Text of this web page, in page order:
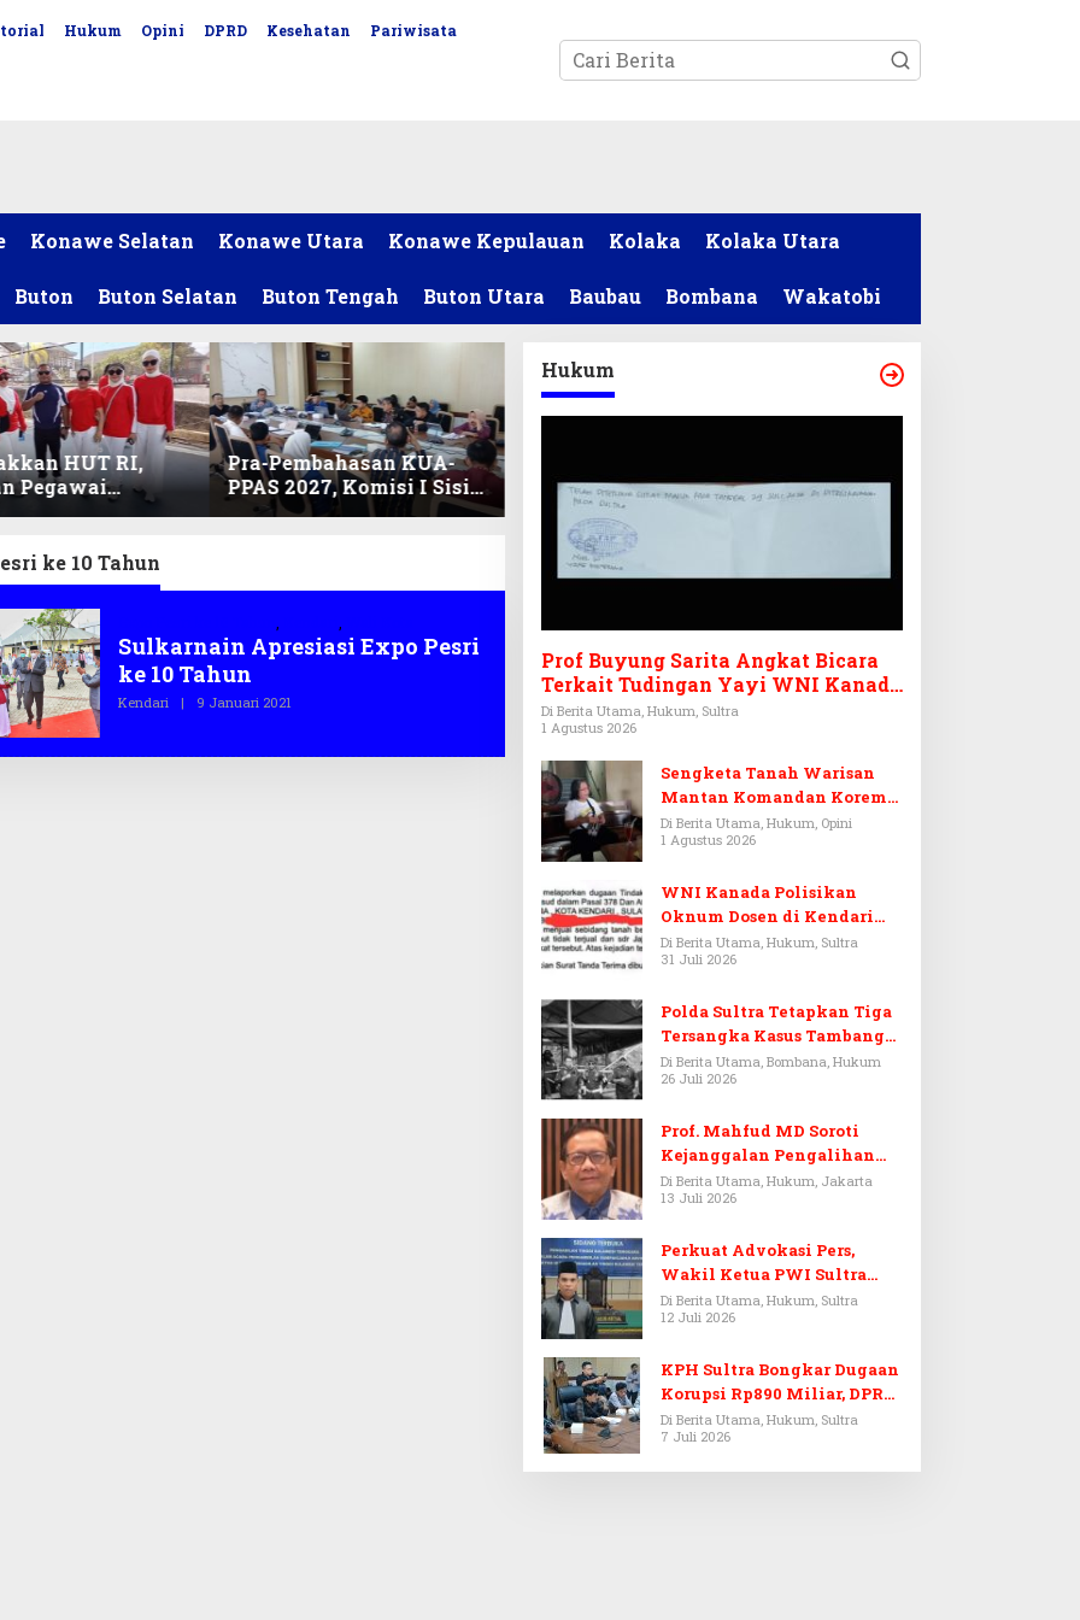
Hukum Opini DPRD Kesehatan Pariwisata
Konawe Selatan Konawe Utara Konawe Kepulauan Kolaka Kolaka Utara
Buton Buton Selatan Buton Tengah Buton Utara Baubau Bombana Wakatobi
HUT RI,
Pegawai
DPRD Sultra
Pra-Pembahasan KUA-
PPAS 2027, Komisi I Sisir
Program Prioritas
ke 10 Tahun
, ,
Sulkarnain Apresiasi Expo Pesri
ke 10 Tahun
Kendari | 9 Januari 2021
H
Hukum
Prof Buyung Sarita Angkat Bicara
Terkait Tudingan Yayi WNI Kanada
Ditagih Utang Rp3,6 Miliar
Di Berita Utama, Hukum, Sultra
1 Agustus 2026
Sengketa Tanah Warisan
Mantan Komandan Korem
143/HO, Ketika Warisan
Menjadi Arena Pemerasan
Di Berita Utama, Hukum, Opini
1 Agustus 2026
WNI Kanada Polisikan
Oknum Dosen di Kendari
Terkait Aset Puluhan Miliar
Di Berita Utama, Hukum, Sultra
31 Juli 2026
Polda Sultra Tetapkan Tiga
Tersangka Kasus Tambang
Emas Ilegal di Bombana
Di Berita Utama, Bombana, Hukum
26 Juli 2026
Prof. Mahfud MD Soroti
Kejanggalan Pengalihan
Penyelidikan Tersangka
Febrie Adriansyah
Di Berita Utama, Hukum, Jakarta
13 Juli 2026
Perkuat Advokasi Pers,
Wakil Ketua PWI Sultra
Resmi Dilantik Menjadi
Advokat PERADI
Di Berita Utama, Hukum, Sultra
12 Juli 2026
KPH Sultra Bongkar Dugaan
Korupsi Rp890 Miliar, DPRD
Sultra Gelar RDP
Di Berita Utama, Hukum, Sultra
7 Juli 2026